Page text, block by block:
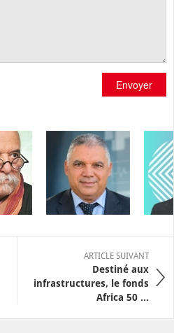
Envoyer
ARTICLE SUIVANT
Destiné aux
infrastructures, le fonds
Africa 50 ...